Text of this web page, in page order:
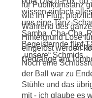
wissen einfach
uns eine Tanz-
Samba, Cha-Cha,
Begeisternde fünf
„unsere“ Schmids.
für Publikumstanz
wie im Flug,
Während des
Hintergrund Lose
eingelöst werden
Gedränge am
Noch eine
der Ball war zu
Stühle und das
mit - ich glaube es